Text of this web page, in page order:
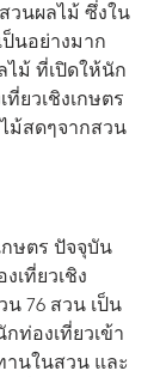
วนผลไม้ ซึ่งใน
นอย่างมาก
ไม้ ที่เปิดให้นัก
ยวเชิงเกษตร
ม้สดๆจากสวน
รง
กษตร ปัจจุบัน
เที่ยวเชิง
76 สวน เป็น
ท่องเที่ยวเข้า
นในสวน และ